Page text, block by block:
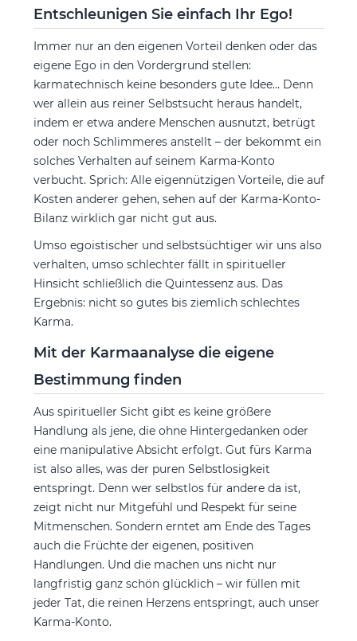
Entschleunigen Sie einfach Ihr Ego!
Immer nur an den eigenen Vorteil denken oder das
eigene Ego in den Vordergrund stellen:
karmatechnisch keine besonders gute Idee... Denn
wer allein aus reiner Selbstsucht heraus handelt,
indem er etwa andere Menschen ausnutzt, betrügt
oder noch Schlimmeres anstellt – der bekommt ein
solches Verhalten auf seinem Karma-Konto
verbucht. Sprich: Alle eigennützigen Vorteile, die auf
Kosten anderer gehen, sehen auf der Karma-Konto-
Bilanz wirklich gar nicht gut aus.
Umso egoistischer und selbstsüchtiger wir uns also
verhalten, umso schlechter fällt in spiritueller
Hinsicht schließlich die Quintessenz aus. Das
Ergebnis: nicht so gutes bis ziemlich schlechtes
Karma.
Mit der Karmaanalyse die eigene
Bestimmung finden
Aus spiritueller Sicht gibt es keine größere
Handlung als jene, die ohne Hintergedanken oder
eine manipulative Absicht erfolgt. Gut fürs Karma
ist also alles, was der puren Selbstlosigkeit
entspringt. Denn wer selbstlos für andere da ist,
zeigt nicht nur Mitgefühl und Respekt für seine
Mitmenschen. Sondern erntet am Ende des Tages
auch die Früchte der eigenen, positiven
Handlungen. Und die machen uns nicht nur
langfristig ganz schön glücklich – wir füllen mit
jeder Tat, die reinen Herzens entspringt, auch unser
Karma-Konto.